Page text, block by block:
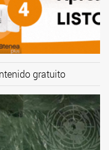
gratuito